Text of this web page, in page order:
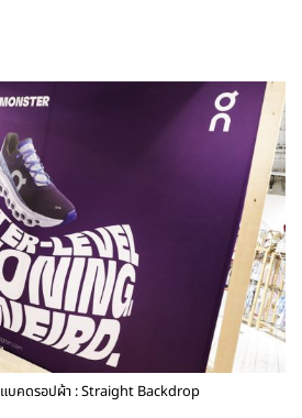
แบคดรอปผ้า : Straight Backdrop